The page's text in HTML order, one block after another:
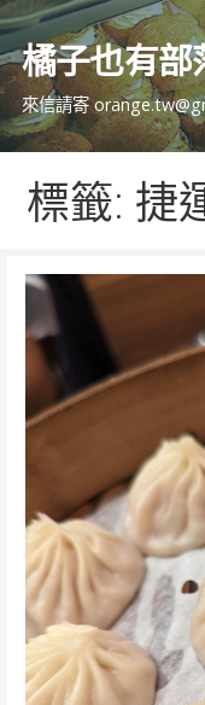
跳
主
內
橘子也有部
來信請寄
標籤: 捷